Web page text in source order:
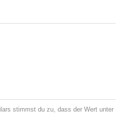
stimmst du zu, dass der Wert unter